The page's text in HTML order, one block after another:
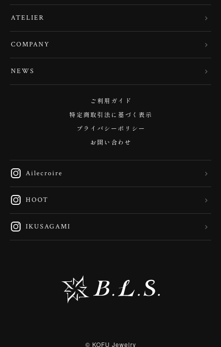
ATELIER
COMPANY
NEWS
ご利用ガイド
特定商取引法に基づく表示
プライバシーポリシー
お問い合わせ
Ailecroire
HOOT
IKUSAGAMI
© KOFU Jewelry